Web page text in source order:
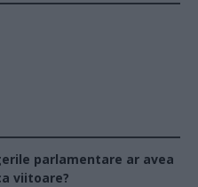
parlamentare ar avea
viitoare?